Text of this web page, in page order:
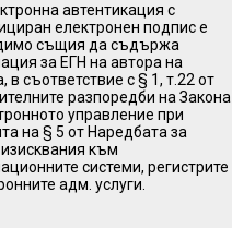
автентикация с
електронен подпис е
същия да съдържа
за ЕГН на автора на
в съответствие с § 1, т.22 от
разпоредби на Закона
управление при
на § 5 от Наредбата за
към
системи, регистрите
адм. услуги.